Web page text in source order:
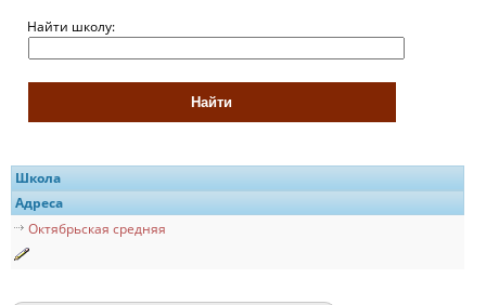
Найти школу:
Школа
Адреса
Октябрьская средняя